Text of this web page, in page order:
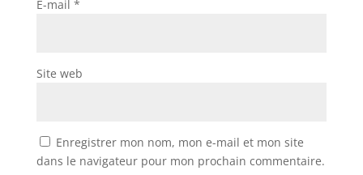
E-mail *
Site web
Enregistrer mon nom, mon e-mail et mon site
dans le navigateur pour mon prochain commentaire.